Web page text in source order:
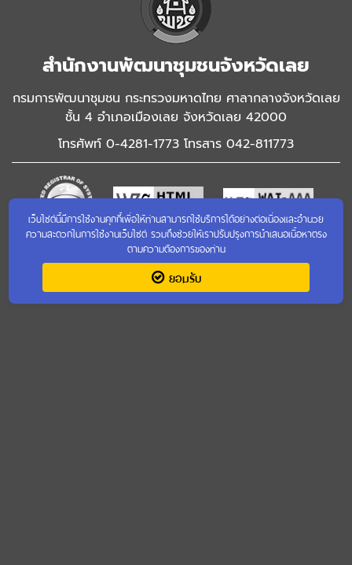
สำนักงานพัฒนาชุมชนจังหวัดเลย
กรมการพัฒนาชุมชน กระทรวงมหาดไทย ศาลากลางจังหวัดเลย
ชั้น 4 อำเภอเมืองเลย จังหวัดเลย 42000
โทรศัพท์ 0-4281-1773 โทรสาร 042-811773
เข้าชมเว็บไซต์เก่า
เว็บไซต์นี้มีการใช้งานคุกกี้เพื่อให้ท่านสามารถใช้บริการได้อย่างต่อเนื่องและอำนวย
ความสะดวกในการใช้งานเว็บไซต์ รวมถึงช่วยให้เราปรับปรุงการนำเสนอเนื้อหาตรง
ตามความต้องการของท่าน
ยอมรับ